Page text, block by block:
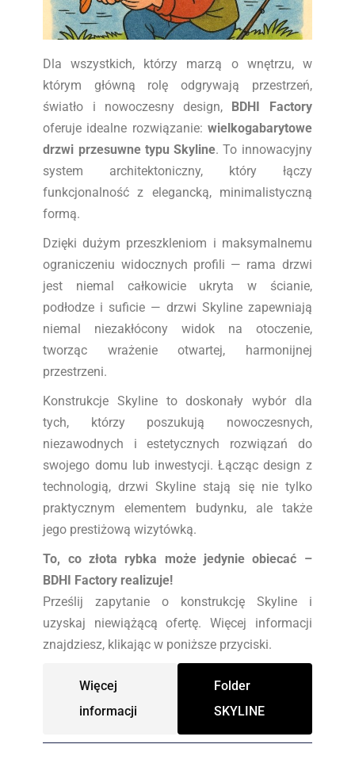
Dla wszystkich, którzy marzą o wnętrzu, w
którym główną rolę odgrywają przestrzeń,
światło i nowoczesny design, BDHI Factory
oferuje idealne rozwiązanie: wielkogabarytowe
drzwi przesuwne typu Skyline. To innowacyjny
system architektoniczny, który łączy
funkcjonalność z elegancką, minimalistyczną
formą.
Dzięki dużym przeszkleniom i maksymalnemu
ograniczeniu widocznych profili — rama drzwi
jest niemal całkowicie ukryta w ścianie,
podłodze i suficie — drzwi Skyline zapewniają
niemal niezakłócony widok na otoczenie,
tworząc wrażenie otwartej, harmonijnej
przestrzeni.
Konstrukcje Skyline to doskonały wybór dla
tych, którzy poszukują nowoczesnych,
niezawodnych i estetycznych rozwiązań do
swojego domu lub inwestycji. Łącząc design z
technologią, drzwi Skyline stają się nie tylko
praktycznym elementem budynku, ale także
jego prestiżową wizytówką.
To, co złota rybka może jedynie obiecać –
BDHI Factory realizuje!
Prześlij zapytanie o konstrukcję Skyline i
uzyskaj niewiążącą ofertę. Więcej informacji
znajdziesz, klikając w poniższe przyciski.
Więcej
informacji
Folder
SKYLINE